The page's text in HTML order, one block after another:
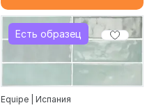
Есть образец
Equipe | Испания